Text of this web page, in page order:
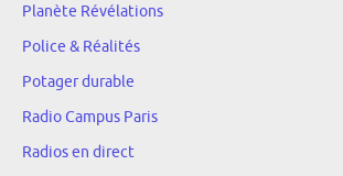
Planète Révélations
Police & Réalités
Potager durable
Radio Campus Paris
Radios en direct